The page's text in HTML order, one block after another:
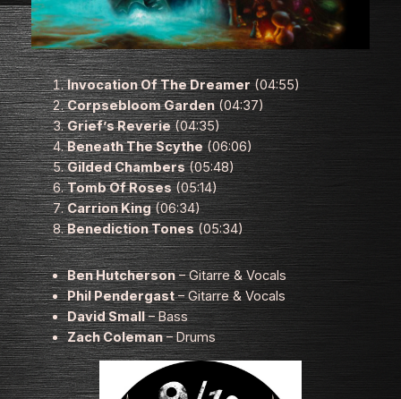
Invocation Of The Dreamer(04:55)
Corpsebloom Garden(04:37)
Grief’s Reverie(04:35)
Beneath The Scythe(06:06)
Gilded Chambers(05:48)
Tomb Of Roses(05:14)
Carrion King(06:34)
Benediction Tones(05:34)
Ben Hutcherson– Gitarre & Vocals
Phil Pendergast– Gitarre & Vocals
David Small– Bass
Zach Coleman– Drums